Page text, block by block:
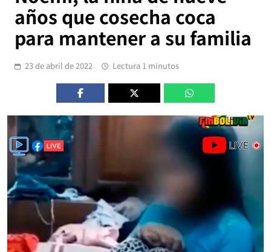
años que cosecha coca
para mantener a su familia
23 de abril de 2022 Lectura 1 minutos